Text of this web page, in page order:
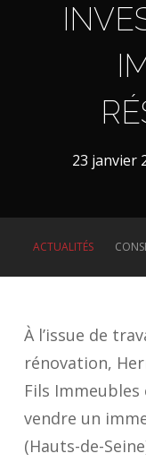
23 janvier
ACTUALITÉS
À l’issue de
rénovation,
Fils
vendre un
(Hauts-de-